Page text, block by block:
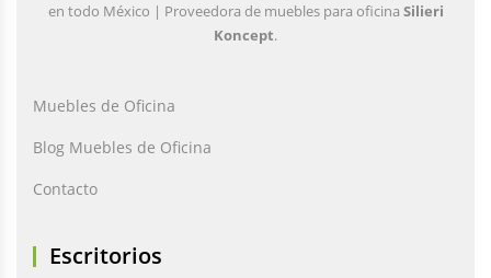
en todo México | Proveedora de muebles para oficina Silieri
Koncept.
Muebles de Oficina
Blog Muebles de Oficina
Contacto
Escritorios